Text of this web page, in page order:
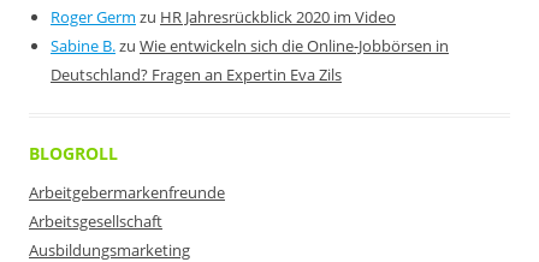
Roger Germ zu HR Jahresrückblick 2020 im Video
Sabine B.zu Wie entwickeln sich die Online-Jobbörsen in
Deutschland? Fragen an Expertin Eva Zils
BLOGROLL
Arbeitgebermarkenfreunde
Arbeitsgesellschaft
Ausbildungsmarketing